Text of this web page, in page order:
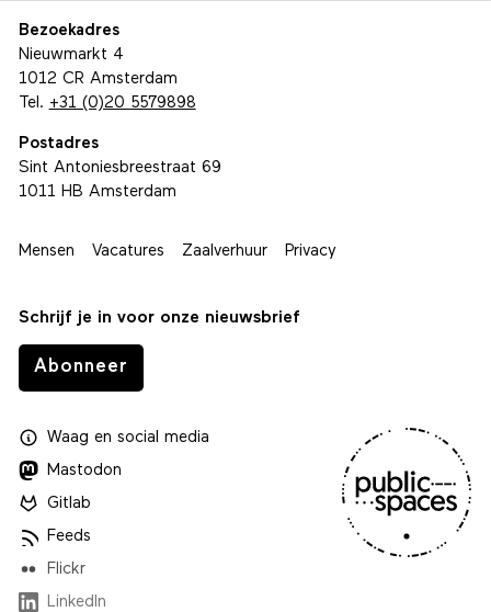
Bezoekadres
Nieuwmarkt 4
1012 CR Amsterdam
Tel. +31 (0)20 5579898
Postadres
Sint Antoniesbreestraat 69
1011 HB Amsterdam
Mensen Vacatures Zaalverhuur Privacy
Schrijf je in voor onze nieuwsbrief
Abonneer
Waagen social media
Mastodon
Gitlab
Feeds
Flickr
LinkedIn